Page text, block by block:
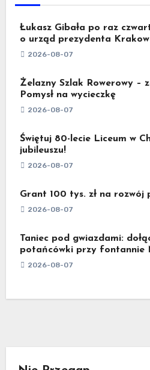
Łukasz Gibała po raz
o urząd prezydenta
2026-08-07
Żelazny Szlak Rowerowy –
Pomysł na wycieczkę
2026-08-07
Świętuj 80-lecie Liceum w
jubileuszu!
2026-08-07
Grant 100 tys. zł na rozwój
2026-08-07
Taniec pod gwiazdami:
potańcówki przy fontannie
2026-08-07